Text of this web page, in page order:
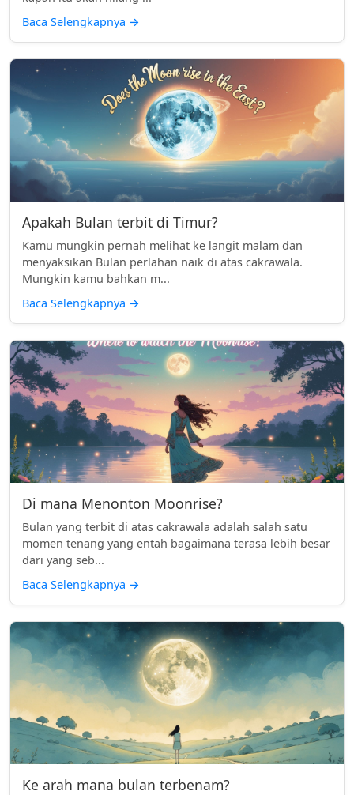
Baca Selengkapnya →
Apakah Bulan terbit di Timur?
Kamu mungkin pernah melihat ke langit malam dan
menyaksikan Bulan perlahan naik di atas cakrawala.
Mungkin kamu bahkan m...
Baca Selengkapnya →
Di mana Menonton Moonrise?
Bulan yang terbit di atas cakrawala adalah salah satu
momen tenang yang entah bagaimana terasa lebih besar
dari yang seb...
Baca Selengkapnya →
Ke arah mana bulan terbenam?